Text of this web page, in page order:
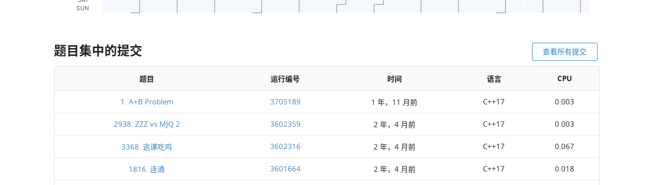
题目集中的提交 查看所有提交
题目 运行编号 时间 语言 CPU
1. A+B Problem 3705189 1 年，11 月前 C++17 0.003
2938. ZZZ vs MJQ 2 3602359 2 年，4 月前 C++17 0.003
3368. 逃课吃鸡 3602316 2 年，4 月前 C++17 0.067
1816. 连通 3601664 2 年，4 月前 C++17 0.018